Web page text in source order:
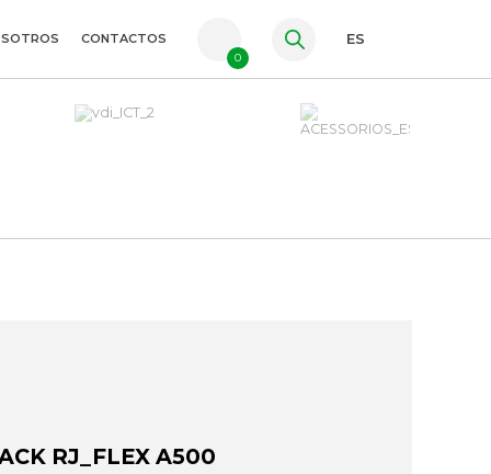
FR
CONTACTOS
0
ES
RJ_FLEX A500